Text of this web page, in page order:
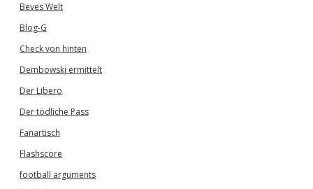
Beves Welt
Blog-G
Check von hinten
Dembowski ermittelt
Der Libero
Der tödliche Pass
Fanartisch
Flashscore
football arguments